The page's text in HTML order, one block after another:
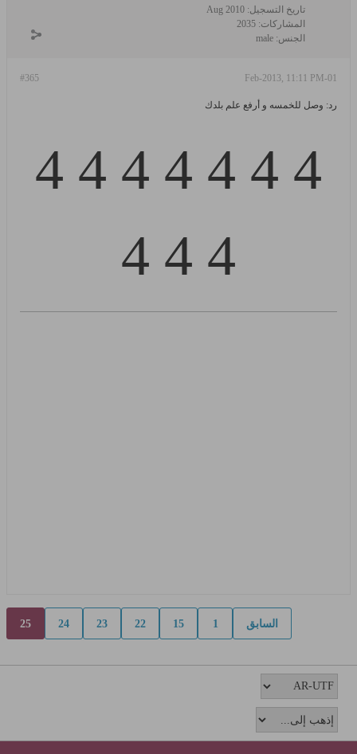
تاريخ التسجيل: Aug 2010
المشاركات: 2035
الجنس: male
#365 01-Feb-2013, 11:11 PM
رد: وصل للخمسه و أرفع علم بلدك
4 4 4 4 4 4 4
4 4 4
السابق 1
15
22
23
24
25